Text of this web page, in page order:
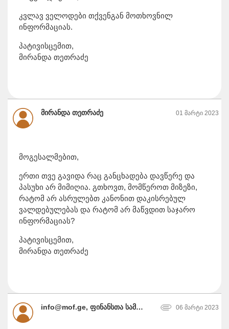
კვლავ ველოდები თქვენგან მოთხოვნილ
ინფორმაციას.
პატივისცემით,
მირანდა თეთრაძე
მირანდა თეთრაძე 01 მარტი 2023
მოგესალმებით,
ერთი თვე გავიდა რაც განცხადება დავწერე და
პასუხი არ მიმიღია. გთხოვთ, მომწეროთ მიზეზი,
რატომ არ ასრულებთ კანონით დაკისრებულ
ვალდებულებას და რატომ არ მაწვდით საჯარო
ინფორმაციას?
პატივისცემით,
მირანდა თეთრაძე
info@mof.ge, ფინანსთა სამინისტრო 06 მარტი 2023